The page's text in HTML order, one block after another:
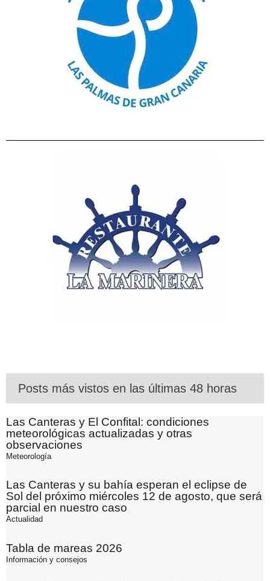
Posts más vistos en las últimas 48 horas
Las Canteras y El Confital: condiciones
meteorológicas actualizadas y otras
observaciones
Meteorología
Las Canteras y su bahía esperan el eclipse de
Sol del próximo miércoles 12 de agosto, que será
parcial en nuestro caso
Actualidad
Tabla de mareas 2026
Información y consejos